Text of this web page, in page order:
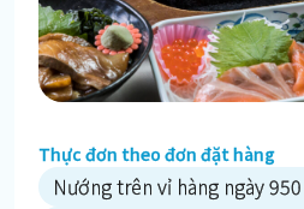
Thực đơn theo đơn đặt hàng
Nướng trên vỉ hàng ngày